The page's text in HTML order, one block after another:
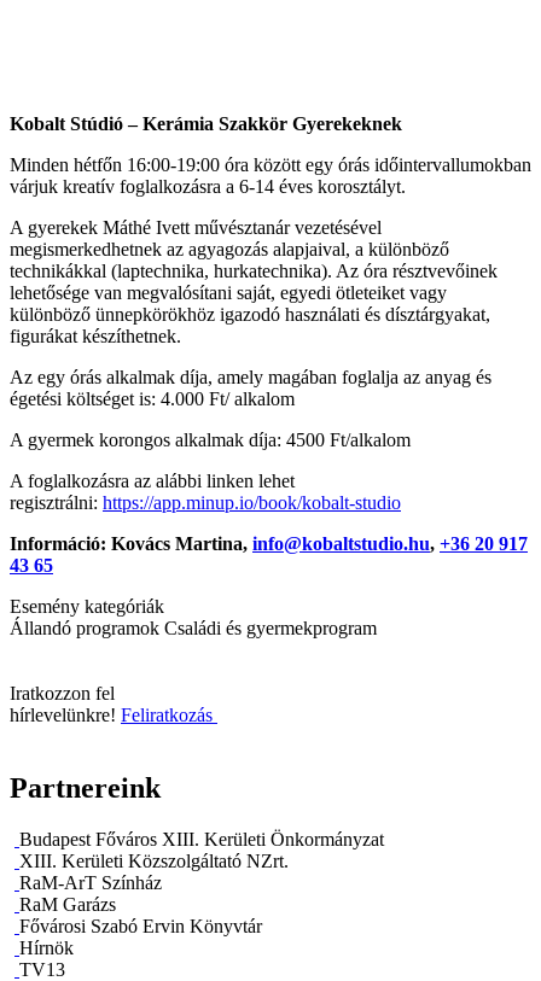
Kobalt Stúdió – Kerámia Szakkör Gyerekeknek
Minden hétfőn 16:00-19:00 óra között egy órás időintervallumokban
várjuk kreatív foglalkozásra a 6-14 éves korosztályt.
A gyerekek Máthé Ivett művésztanár vezetésével
megismerkedhetnek az agyagozás alapjaival, a különböző
technikákkal (laptechnika, hurkatechnika). Az óra résztvevőinek
lehetősége van megvalósítani saját, egyedi ötleteiket vagy
különböző ünnepkörökhöz igazodó használati és dísztárgyakat,
figurákat készíthetnek.
Az egy órás alkalmak díja, amely magában foglalja az anyag és
égetési költséget is: 4.000 Ft/ alkalom
A gyermek korongos alkalmak díja: 4500 Ft/alkalom
A foglalkozásra az alábbi linken lehet
regisztrálni: https://app.minup.io/book/kobalt-studio
Információ: Kovács Martina, info@kobaltstudio.hu, +36 20 917
43 65
Esemény kategóriák
Állandó programok Családi és gyermekprogram
Iratkozzon fel
hírlevelünkre! Feliratkozás
Partnereink
Budapest Főváros XIII. Kerületi Önkormányzat
XIII. Kerületi Közszolgáltató NZrt.
RaM-ArT Színház
RaM Garázs
Fővárosi Szabó Ervin Könyvtár
Hírnök
TV13